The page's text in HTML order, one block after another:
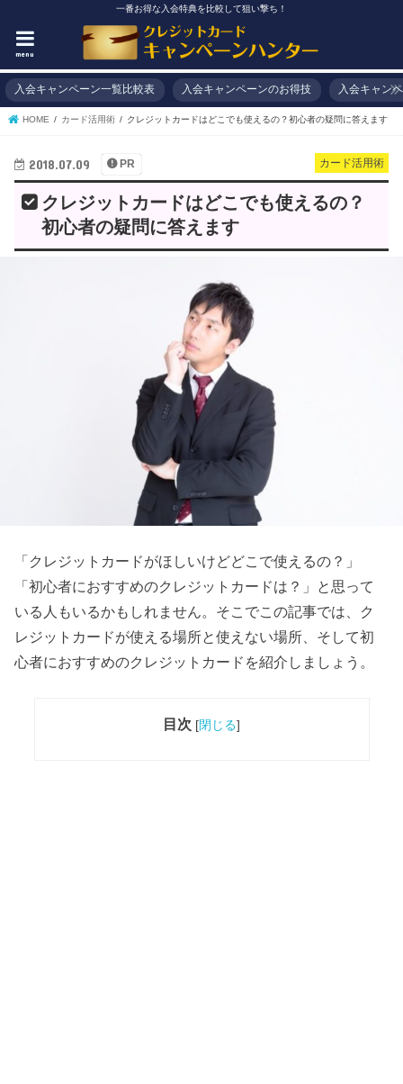
一番お得な入会特典を比較して狙い撃ち！
menu
入会キャンペーン一覧比較表 入会キャンペーンのお得技 入会キャン
HOME カード活用術 クレジットカードはどこでも使えるの？初心者の疑問に答えます
カード活用術
2018.07.09 PR
クレジットカードはどこでも使えるの？
初心者の疑問に答えます
「クレジットカードがほしいけどどこで使えるの？」
「初心者におすすめのクレジットカードは？」と思って
いる人もいるかもしれません。そこでこの記事では、ク
レジットカードが使える場所と使えない場所、そして初
心者におすすめのクレジットカードを紹介しましょう。
目次 [閉じる]